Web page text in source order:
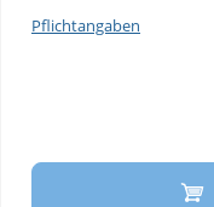
Pflichtangaben